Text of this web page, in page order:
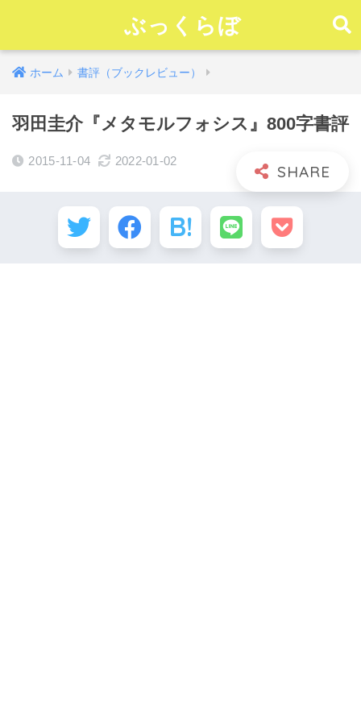
ぶっくらぼ
ホーム 書評（ブックレビュー）
羽田圭介『メタモルフォシス』800字書評
2015-11-04 2022-01-02